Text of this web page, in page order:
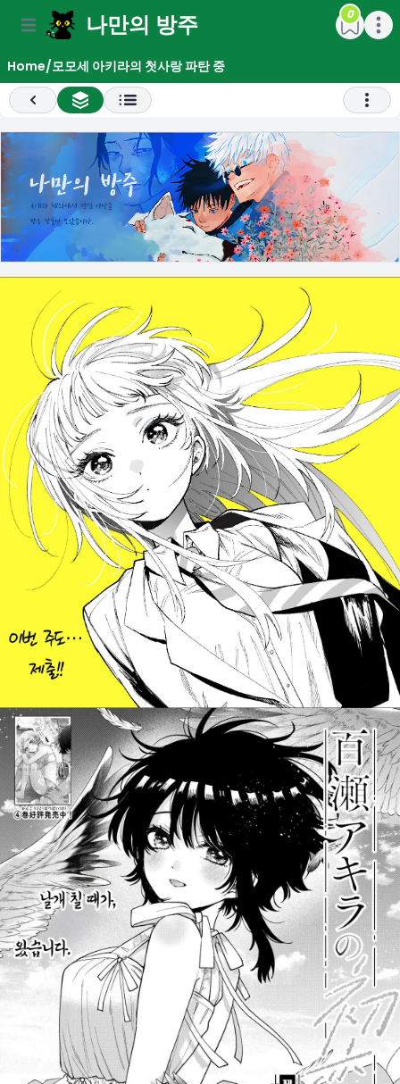
Open main menu나만의 방주 Open
0
Home/모모세 아키라의 첫사랑 파탄 중
PreviousAll Chapter List
menu